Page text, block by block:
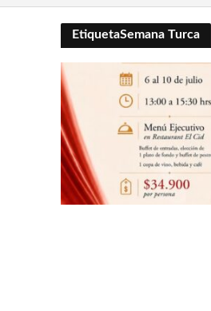
EtiquetaSemana Turca